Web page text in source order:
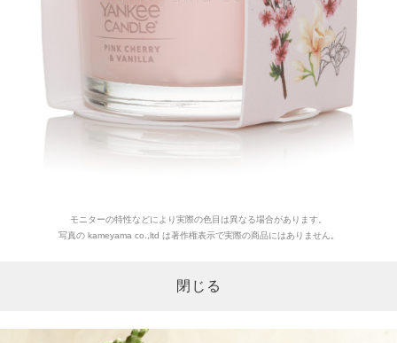
モニターの特性などにより実際の色目は異なる場合があります。
写真の kameyama co.,ltd は著作権表示で実際の商品にはありません。
閉じる